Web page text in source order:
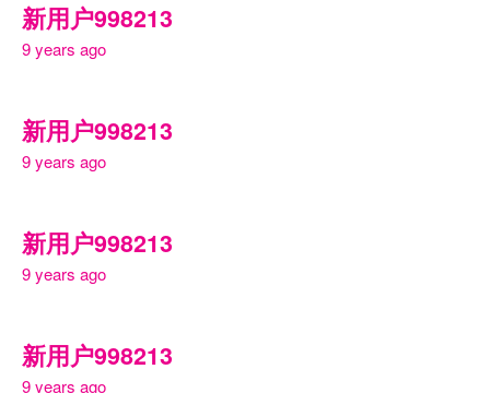
新用户998213
9 years ago
新用户998213
9 years ago
新用户998213
9 years ago
新用户998213
9 years ago